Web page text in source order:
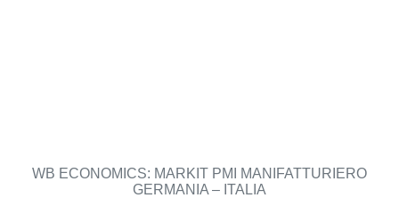
WB ECONOMICS: MARKIT PMI MANIFATTURIERO
GERMANIA – ITALIA